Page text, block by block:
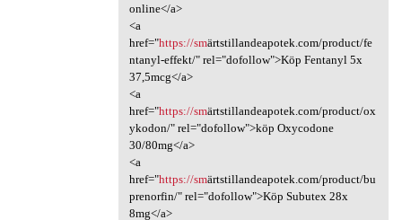
online</a>
<a
href="https://smärtstillandeapotek.com/product/fe
ntanyl-effekt/" rel="dofollow">Köp Fentanyl 5x
37,5mcg</a>
<a
href="https://smärtstillandeapotek.com/product/ox
ykodon/" rel="dofollow">köp Oxycodone
30/80mg</a>
<a
href="https://smärtstillandeapotek.com/product/bu
prenorfin/" rel="dofollow">Köp Subutex 28x
8mg</a>